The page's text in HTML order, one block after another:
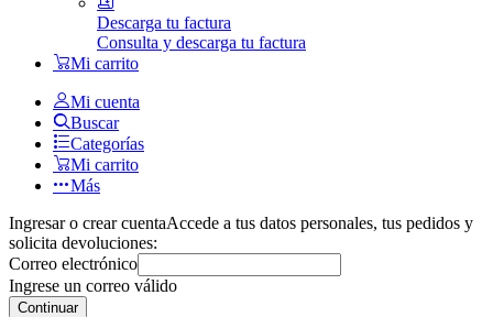
Descarga tu factura
Consulta y descarga tu factura
Mi carrito
Mi cuenta
Buscar
Categorías
Mi carrito
Más
Ingresar o crear cuentaAccede a tus datos personales, tus pedidos y
solicita devoluciones:
Correo electrónico
Ingrese un correo válido
Continuar